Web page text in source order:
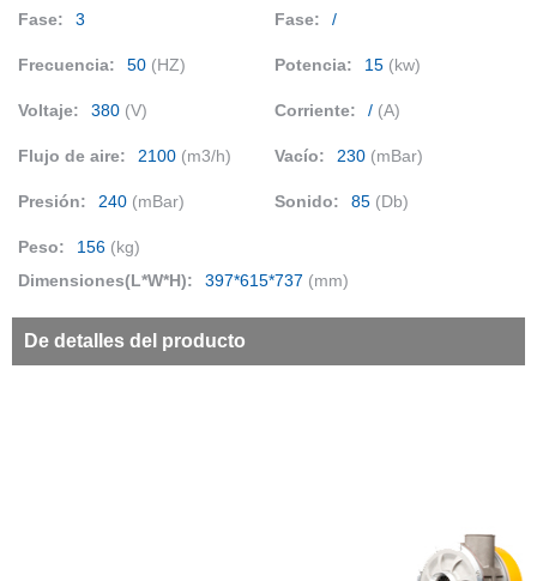
Fase: 3 Fase: /
Frecuencia: 50 (HZ) Potencia: 15 (kw)
Voltaje: 380 (V) Corriente: / (A)
Flujo de aire: 2100 (m3/h) Vacío: 230 (mBar)
Presión: 240 (mBar) Sonido: 85 (Db)
Peso: 156 (kg)
Dimensiones(L*W*H):
397*615*737 (mm)
De detalles del producto